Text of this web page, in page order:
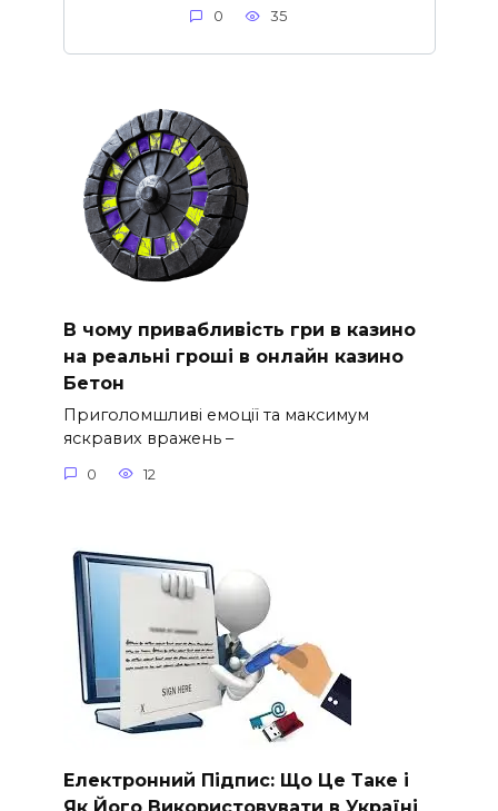
0 35
В чому привабливість гри в казино
на реальні гроші в онлайн казино
Бетон
Приголомшливі емоції та максимум
яскравих вражень –
0 12
Електронний Підпис: Що Це Таке і
Як Його Використовувати в Україні